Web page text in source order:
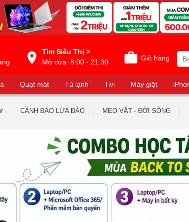
Tìm Siêu Thị >
Mở cửa: 8:00 - 21:30
Giỏ hàng
Quạt mát Tủ lạnh Tivi Máy giặt
CẢNH BÁO LỪA ĐẢO MẸO VẶT - ĐỜI SỐNG